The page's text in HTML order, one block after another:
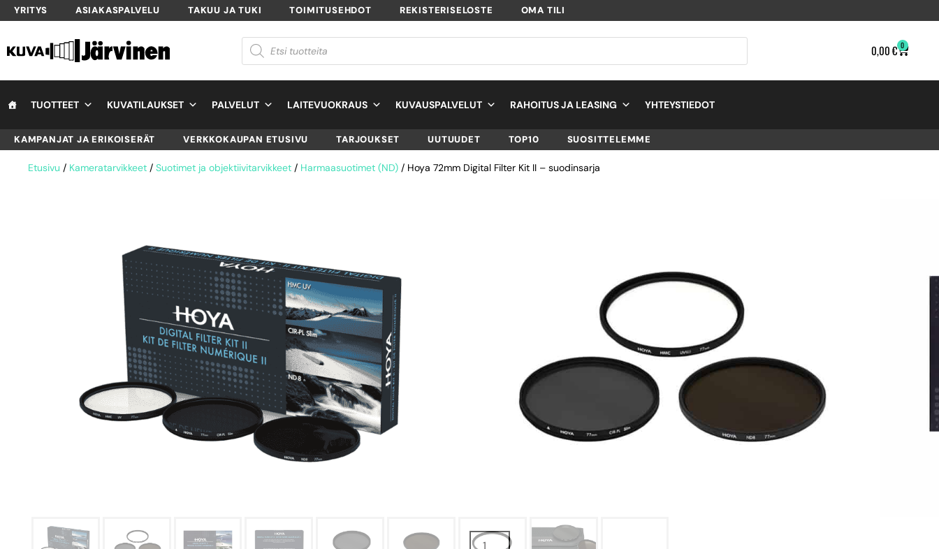
YRITYS ASIAKASPALVELU TAKUU JA TUKI TOIMITUSEHDOT REKISTERISELOSTE OMA TILI
0,00€ 0
TUOTTEET KUVATILAUKSET PALVELUT LAITEVUOKRAUS KUVAUSPALVELUT RAHOITUS JA LEASING YHTEYSTIEDOT
KAMPANJAT JA ERIKOISERÄT VERKKOKAUPAN ETUSIVU TARJOUKSET UUTUUDET TOP10 SUOSITTELEMME
Etusivu / Kameratarvikkeet / Suotimet ja objektiivitarvikkeet / Harmaasuotimet (ND) / Hoya 72mm Digital Filter Kit II – suodinsarja
Oma varasto: Toimitus heti! (3 kpl varastossa)
Maahantuojan varasto: Tieto ei ole saatavilla.